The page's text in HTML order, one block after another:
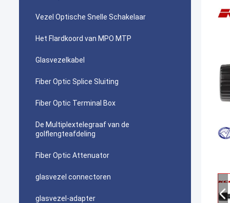
Vezel Optische Snelle Schakelaar
Het Flardkoord van MPO MTP
Glasvezelkabel
Fiber Optic Splice Sluiting
Fiber Optic Terminal Box
De Multiplextelegraaf van de
golflengteafdeling
Fiber Optic Attenuator
glasvezel connectoren
glasvezel-adapter